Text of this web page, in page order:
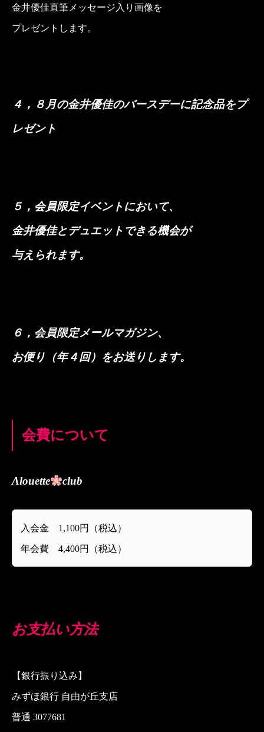
金井優佳直筆メッセージ入り画像を
プレゼントします。
４ ，８月の金井優佳のバースデーに記念品をプ
レゼント
５ ，会員限定イベントにおいて、
金井優佳とデュエットできる機会が
与えられます。
６ ，会員限定メールマガジン、
お便り（年４回）をお送りします。
会費について
Alouette club
入会金 1,100円（税込）
年会費 4,400円（税込）
お支払い方法
【銀行振り込み】
みずほ銀行 自由が丘支店
普通 3077681